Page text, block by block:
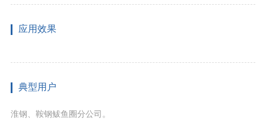
应用效果
典型用户
淮钢、鞍钢鲅鱼圈分公司。